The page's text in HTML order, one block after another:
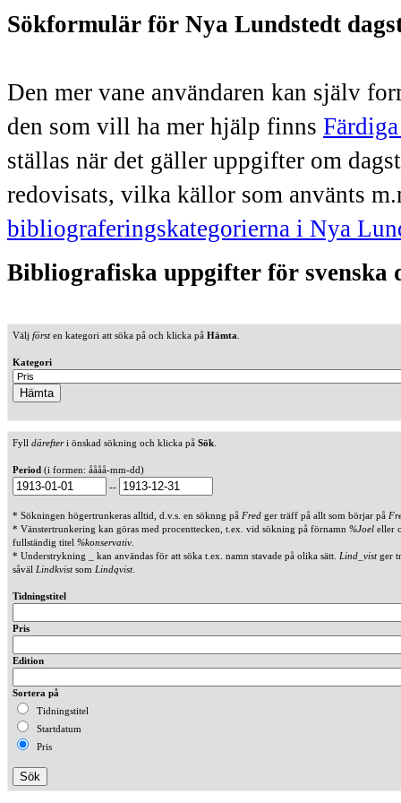
Sökformulär för Nya Lundstedt
Den mer vane användaren kan själv
den som vill ha mer hjälp finns
ställas när det gäller uppgifter om
redovisats, vilka källor som använts
bibliograferingskategorierna i Nya
Bibliografiska uppgifter för svenska
Välj försten kategori att söka på och klicka på Hämta
Kategori
Fyll därefteri önskad sökning och klicka på Sök
Period (i formen: åååå-mm-dd)
--
* Sökningen högertrunkeras alltid, d.v.s. en söknng på Fred ger träff på allt som börjar på
* Vänstertrunkering kan göras med procenttecken, t.ex. vid sökning på förnamn %Joel eller
fullständig titel %konservativ
* Understrykning _ kan användas för att söka t.ex. namn stavade på olika sätt. Lind_vistger
såväl Lindkvistsom Lindqvist.
Tidningstitel
Pris
Edition
Sortera på
Tidningstitel
Startdatum
Pris